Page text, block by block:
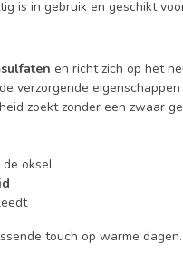
is in gebruik en geschikt
en richt zich op het
verzorgende
zoekt zonder een zwaar
de oksel
touch op warme dagen.